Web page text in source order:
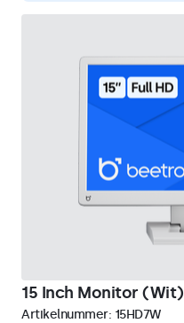
15 Inch Monitor (Wit)
Artikelnummer: 15HD7W